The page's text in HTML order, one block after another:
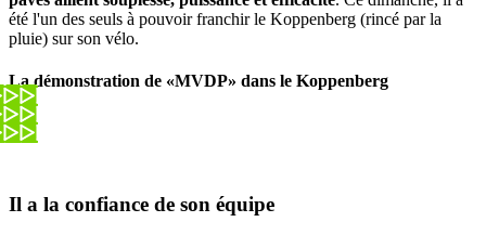
été l'un des seuls à pouvoir franchir le Koppenberg (rincé par la
pluie) sur son vélo.
La démonstration de «MVDP» dans le Koppenberg
Il a la confiance de son équipe